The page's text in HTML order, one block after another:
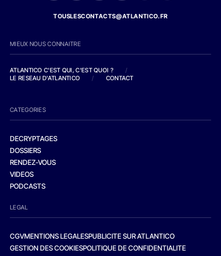
TOUSLESCONTACTS@ATLANTICO.FR
MIEUX NOUS CONNAITRE
ATLANTICO C'EST QUI, C'EST QUOI ?
/
LE RESEAU D'ATLANTICO
/ CONTACT
CATEGORIES
DECRYPTAGES
DOSSIERS
RENDEZ-VOUS
VIDEOS
PODCASTS
LEGAL
CGVMENTIONS LEGALESPUBLICITE SUR ATLANTICO
GESTION DES COOKIESPOLITIQUE DE CONFIDENTIALITE